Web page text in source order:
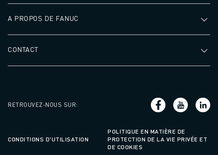
A PROPOS DE FANUC
CONTACT
RETROUVEZ-NOUS SUR:
CONDITIONS D'UTILISATION
POLITIQUE EN MATIÈRE DE
PROTECTION DE LA VIE PRIVÉE ET
DE COOKIES